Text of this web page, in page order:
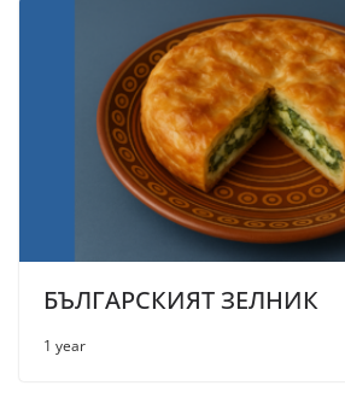
БЪЛГАРСКИЯТ ЗЕЛНИК
1 year